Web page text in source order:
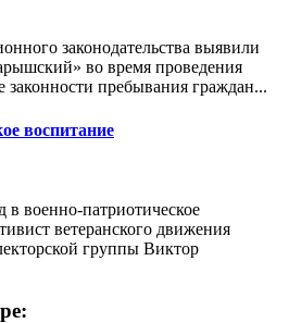
законодательства выявили
во время проведения
законности пребывания граждан...
воспитание
военно-патриотическое
ветеранского движения
группы Виктор